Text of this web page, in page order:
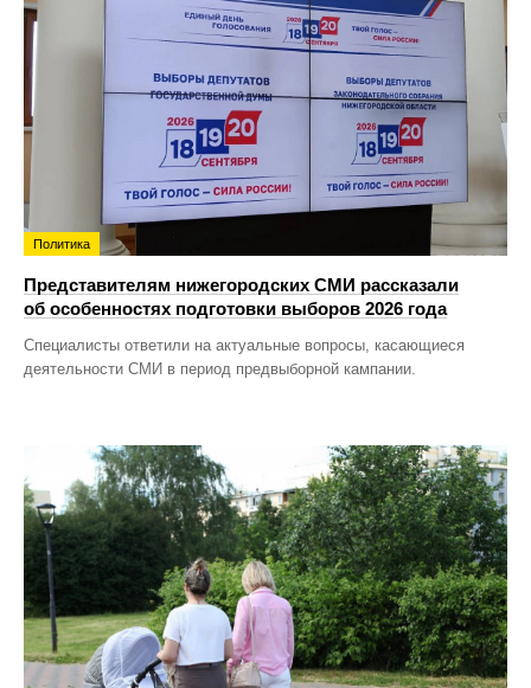
Политика
Представителям нижегородских СМИ рассказали
об особенностях подготовки выборов 2026 года
Специалисты ответили на актуальные вопросы, касающиеся
деятельности СМИ в период предвыборной кампании.